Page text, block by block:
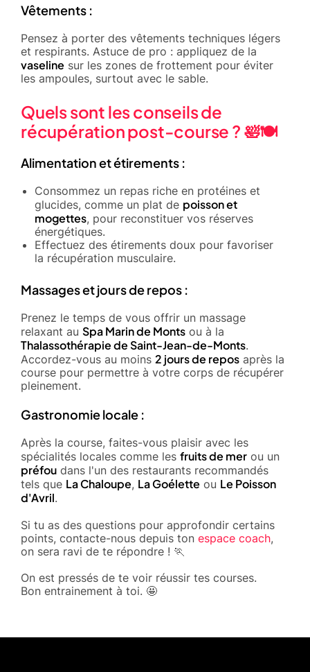
Vêtements :
Pensez à porter des vêtements techniques légers
et respirants. Astuce de pro : appliquez de la
vaseline sur les zones de frottement pour éviter
les ampoules, surtout avec le sable.
Quels sont les conseils de
récupération post-course ? 🛀🍽️
Alimentation et étirements :
Consommez un repas riche en protéines et
glucides, comme un plat de poisson et
mogettes, pour reconstituer vos réserves
énergétiques.
Effectuez des étirements doux pour favoriser
la récupération musculaire.
Massages et jours de repos :
Prenez le temps de vous offrir un massage
relaxant au Spa Marin de Monts ou à la
Thalassothérapie de Saint-Jean-de-Monts.
Accordez-vous au moins 2 jours de repos après la
course pour permettre à votre corps de récupérer
pleinement.
Gastronomie locale :
Après la course, faites-vous plaisir avec les
spécialités locales comme les fruits de mer ou un
préfou dans l'un des restaurants recommandés
tels que La Chaloupe, La Goélette ou Le Poisson
d'Avril.
Si tu as des questions pour approfondir certains
points, contacte-nous depuis ton espace coach,
on sera ravi de te répondre ! 🏃
On est pressés de te voir réussir tes courses.
Bon entrainement à toi. 🤩